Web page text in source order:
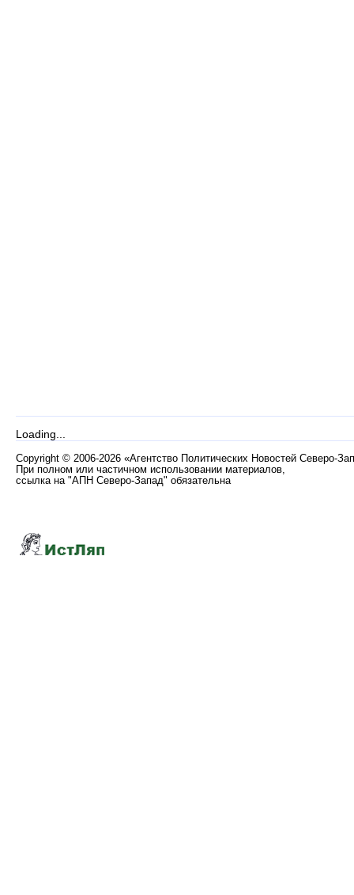
Loading...
Copyright © 2006-2026 «Агентство Политических Новостей Северо-
При полном или частичном использовании материалов,
ссылка на "АПН Северо-Запад" обязательна